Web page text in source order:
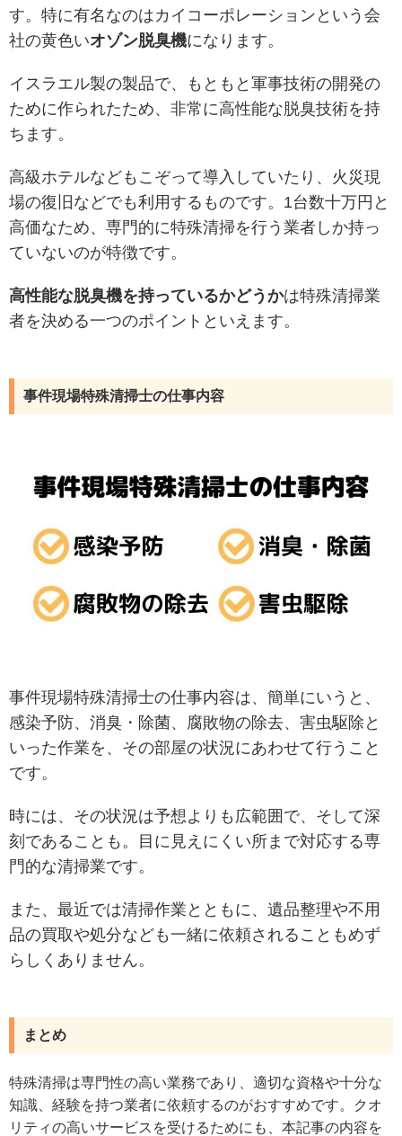
す。特に有名なのはカイコーポレーションという会
社の黄色いオゾン脱臭機になります。
イスラエル製の製品で、もともと軍事技術の開発の
ために作られたため、非常に高性能な脱臭技術を持
ちます。
高級ホテルなどもこぞって導入していたり、火災現
場の復旧などでも利用するものです。1台数十万円と
高価なため、専門的に特殊清掃を行う業者しか持っ
ていないのが特徴です。
高性能な脱臭機を持っているかどうかは特殊清掃業
者を決める一つのポイントといえます。
事件現場特殊清掃士の仕事内容
事件現場特殊清掃士の仕事内容は、簡単にいうと、
感染予防、消臭・除菌、腐敗物の除去、害虫駆除と
いった作業を、その部屋の状況にあわせて行うこと
です。
時には、その状況は予想よりも広範囲で、そして深
刻であることも。目に見えにくい所まで対応する専
門的な清掃業です。
また、最近では清掃作業とともに、遺品整理や不用
品の買取や処分なども一緒に依頼されることもめず
らしくありません。
まとめ
特殊清掃は専門性の高い業務であり、適切な資格や十分な
知識、経験を持つ業者に依頼するのがおすすめです。クオ
リティの高いサービスを受けるためにも、本記事の内容を